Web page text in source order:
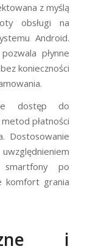
z myślą
obsługi na
Android.
płynne
konieczności
dostęp do
płatności
Dostosowanie
po
komfort grania
i